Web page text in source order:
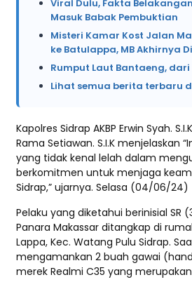
Viral Dulu, Fakta
Masuk Babak Pembuktian
Misteri Kamar Kost Jalan
ke Batulappa, MB Akhirnya
Rumput Laut Bantaeng,
Lihat semua berita terbaru
Kapolres Sidrap AKBP Erwin Syah.
Rama Setiawan. S.I.K menjelaskan
yang tidak kenal lelah dalam
berkomitmen untuk menjaga
Sidrap,” ujarnya. Selasa (04/06/24)
Pelaku yang diketahui berinisial
Panara Makassar ditangkap di
Lappa, Kec. Watang Pulu Sidrap.
mengamankan 2 buah gawai
merek Realmi C35 yang